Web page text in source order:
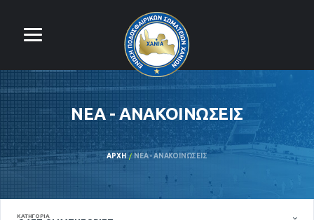
ΝΈΑ - ΑΝΑΚΟΙΝΏΣΕΙΣ
ΑΡΧΉ ΝΈΑ - ΑΝΑΚΟΙΝΏΣΕΙΣ
ΚΑΤΗΓΟΡΊΑ